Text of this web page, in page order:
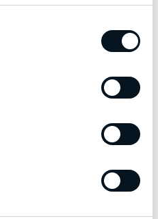
tillhandahållit eller
du har använt deras